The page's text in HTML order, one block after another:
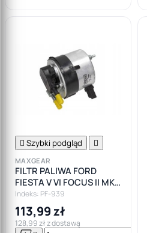
 Szybki podgląd 
MAXGEAR
FILTR PALIWA FORD
FIESTA V VI FOCUS II MK2
1.6 TDCI
Indeks: PF-939
113,99 zł
128,99 zł z dostawą